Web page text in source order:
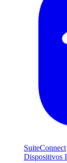
SuiteConnect
Dispositivos